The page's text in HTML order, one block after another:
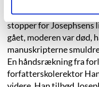
lukkede psykiatriske
stopper for
gået, moderen var død,
manuskripterne
En håndsrækning fra
forfatterskolerektor